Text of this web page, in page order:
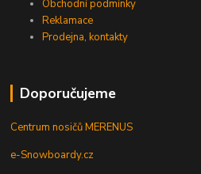
Obchodní podmínky
Reklamace
Prodejna, kontakty
Doporučujeme
Centrum nosičů MERENUS
e-Snowboardy.cz